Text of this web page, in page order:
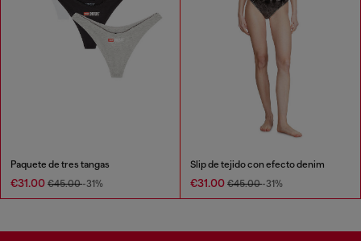
Paquete de tres tangas
€31.00 €45.00-31%
Slip de tejido con efecto denim
€31.00 €45.00-31%